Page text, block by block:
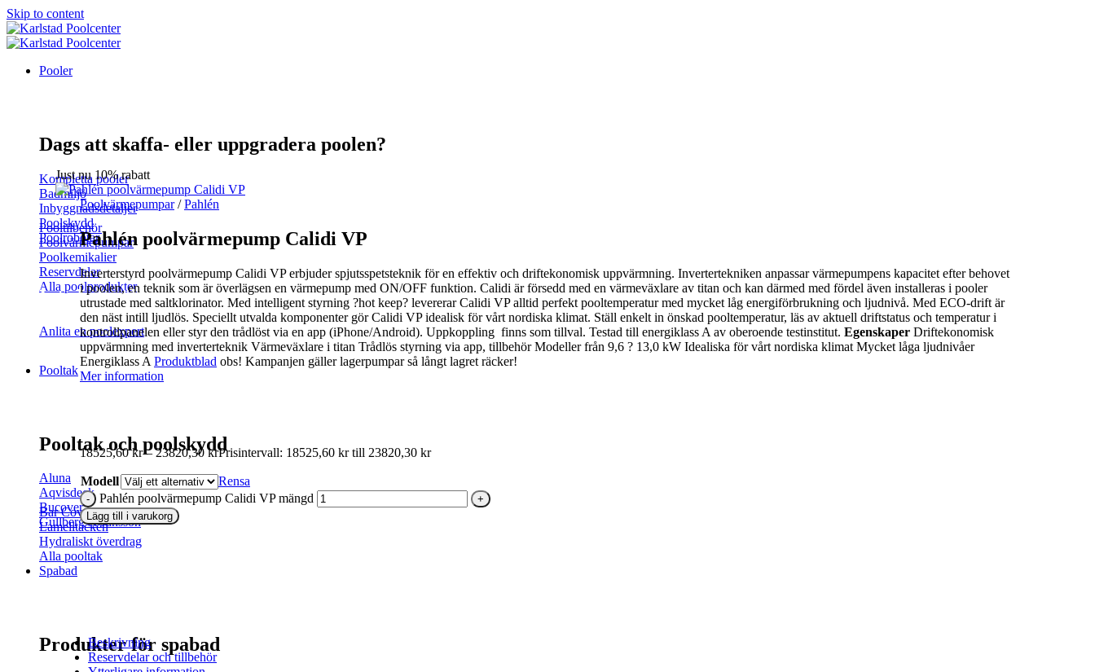
Skip to content
Pooler
Dags att skaffa- eller uppgradera poolen?
Kompletta pooler
Badmiljö
Inbyggnadsdetaljer
Poolskydd
Poolrobotar
Pooltilbehör
Poolvärmepumpar
Poolkemikalier
Reservdelar
Alla poolprodukter
Inte helt säker?
Anlita en poolexpert
Pooltak
Pooltak och poolskydd
Aluna
Aqvisdeck
Bucover
Gullberg & Jansson
Bar Covers
Lamelltäcken
Hydraliskt överdrag
Alla pooltak
Spabad
Produkter för spabad
Just nu 10% rabatt
Poolvärmepumpar / Pahlén
Pahlén poolvärmepump Calidi VP
Inverterstyrd poolvärmepump Calidi VP erbjuder spjutsspetsteknik för en effektiv och driftekonomisk uppvärmning. Invertertekniken anpassar värmepumpens kapacitet efter behovet
i poolen, en teknik som är överlägsen en värmepump med ON/OFF funktion. Calidi är försedd med en värmeväxlare av titan och kan därmed med fördel även installeras i pooler
utrustade med saltklorinator. Med intelligent styrning ?hot keep? levererar Calidi VP alltid perfekt pooltemperatur med mycket låg energiförbrukning och ljudnivå. Med ECO-drift är
den näst intill ljudlös. Speciellt utvalda komponenter gör Calidi VP idealisk för vårt nordiska klimat. Ställ enkelt in önskad pooltemperatur, läs av aktuell driftstatus och temperatur i
kontrollpanelen eller styr den trådlöst via en app (iPhone/Android). Uppkoppling finns som tillval. Testad till energiklass A av oberoende testinstitut. Egenskaper Driftekonomisk
uppvärmning med inverterteknik Värmeväxlare i titan Trådlös styrning via app, tillbehör Modeller från 9,6 ? 13,0 kW Idealiska för vårt nordiska klimat Mycket låga ljudnivåer
Energiklass A Produktblad obs! Kampanjen gäller lagerpumpar så långt lagret räcker!
Mer information
18525,60kr – 23820,30krPrisintervall: 18525,60 kr till 23820,30 kr
Modell
Rensa
Pahlén poolvärmepump Calidi VP mängd
Lägg till i varukorg
Beskrivning
Reservdelar och tillbehör